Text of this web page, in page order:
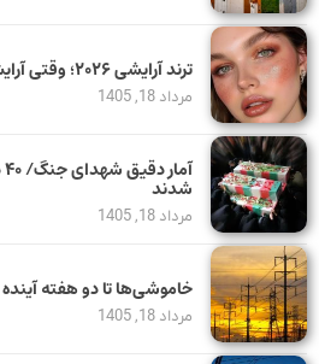
ترند آرایشی ۲۰۲۶؛ وقتی آرایش دوباره جسور می‌شود
مرداد 18, 1405
شدند
مرداد 18, 1405
خاموشی‌ها تا دو هفته
مرداد 18, 1405